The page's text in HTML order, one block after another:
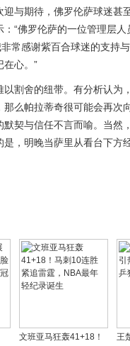
与期待，佛罗伦萨球迷甚
“佛罗伦萨的一位管理层
常感谢紫百合球迷的支持
在心。”
割舍的纽带。有分析认为
么帕拉蒂奇很可能会再次
契与信任不言而喻。当然
，明晚当萨里从看台下方
文班亚马狂轰41+18！
王